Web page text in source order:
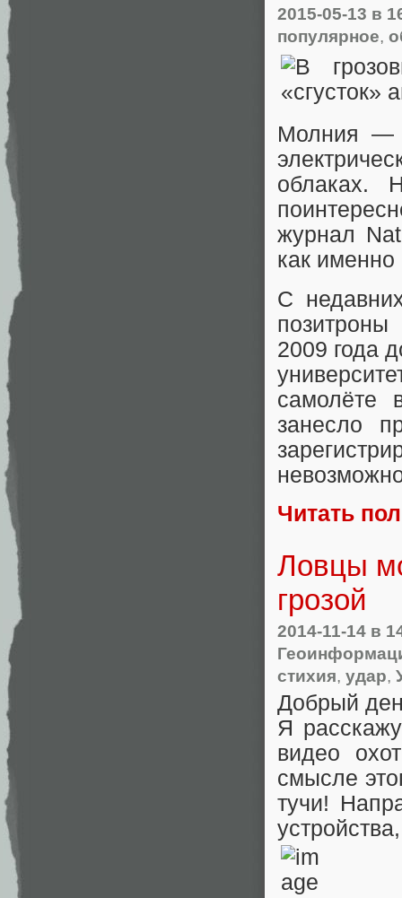
2015-05-13 в
популярное,
Молния —
облаках.
журнал
как
С
позитроны
2009 года
самолёте
занесло
Читать
Ловцы
грозой
2014-11-14 в
стихия, удар,
Добрый
Я
видео
смысле
тучи!